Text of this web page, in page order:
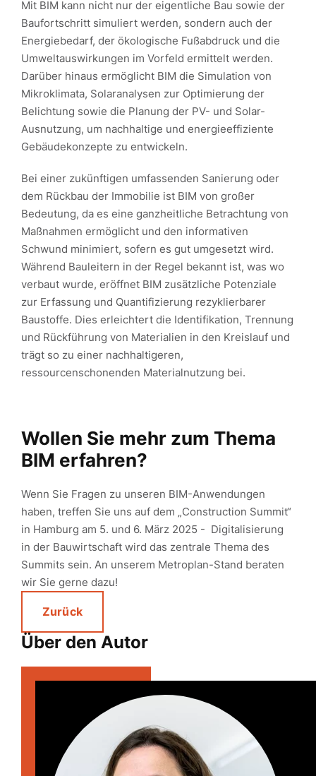
Mit BIM kann nicht nur der eigentliche Bau sowie der
Baufortschritt simuliert werden, sondern auch der
Energiebedarf, der ökologische Fußabdruck und die
Umweltauswirkungen im Vorfeld ermittelt werden.
Darüber hinaus ermöglicht BIM die Simulation von
Mikroklimata, Solaranalysen zur Optimierung der
Belichtung sowie die Planung der PV- und Solar-
Ausnutzung, um nachhaltige und energieeffiziente
Gebäudekonzepte zu entwickeln.
Bei einer zukünftigen umfassenden Sanierung oder
dem Rückbau der Immobilie ist BIM von großer
Bedeutung, da es eine ganzheitliche Betrachtung von
Maßnahmen ermöglicht und den informativen
Schwund minimiert, sofern es gut umgesetzt wird.
Während Bauleitern in der Regel bekannt ist, was wo
verbaut wurde, eröffnet BIM zusätzliche Potenziale
zur Erfassung und Quantifizierung rezyklierbarer
Baustoffe. Dies erleichtert die Identifikation, Trennung
und Rückführung von Materialien in den Kreislauf und
trägt so zu einer nachhaltigeren,
ressourcenschonenden Materialnutzung bei.
Wollen Sie mehr zum Thema
BIM erfahren?
Wenn Sie Fragen zu unseren BIM-Anwendungen
haben, treffen Sie uns auf dem „Construction Summit“
in Hamburg am 5. und 6. März 2025 - Digitalisierung
in der Bauwirtschaft wird das zentrale Thema des
Summits sein. An unserem Metroplan-Stand beraten
wir Sie gerne dazu!
Zurück
Über den Autor